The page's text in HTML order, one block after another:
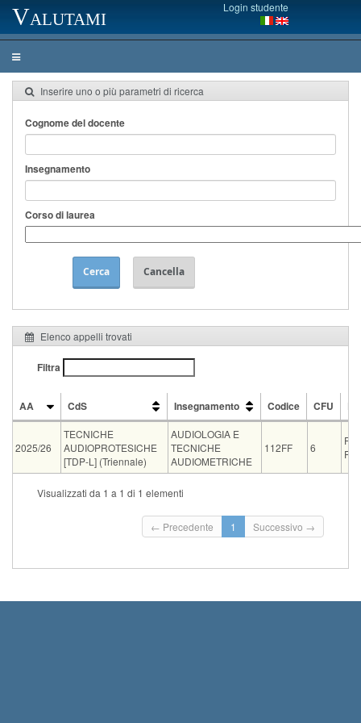
Valutami Login studente
Inserire uno o più parametri di ricerca
Cognome del docente
Insegnamento
Corso di laurea
Cerca Cancella
Elenco appelli trovati
Filtra
AA CdS Insegnamento Codice CFU
CdS Insegnamento
2025/26
TECNICHE
AUDIOPROTESICHE
[TDP-L] (Triennale)
AUDIOLOGIA E
TECNICHE
AUDIOMETRICHE
112FF 6
Tipo Data e ora Sede Note
Termine
0
Inizio
Visualizzati da 1 a 1 di 1 elementi
← Precedente 1 Successivo →